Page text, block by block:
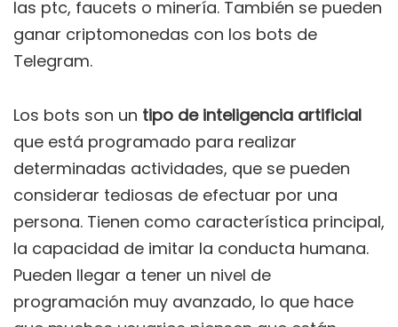
las ptc, faucets o minería. También se pueden
ganar criptomonedas con los bots de
Telegram.
Los bots son un tipo de inteligencia artificial
que está programado para realizar
determinadas actividades, que se pueden
considerar tediosas de efectuar por una
persona. Tienen como característica principal,
la capacidad de imitar la conducta humana.
Pueden llegar a tener un nivel de
programación muy avanzado, lo que hace